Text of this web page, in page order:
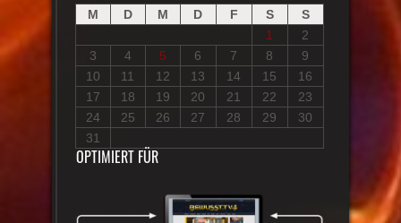
M D M D F S
S
1
2
3
4 5 6 7 8
9
10
11 12 13 14 15
16
17
18 19 20 21 22
23
24
25 26 27 28 29
30
31
OPTIMIERT FÜR